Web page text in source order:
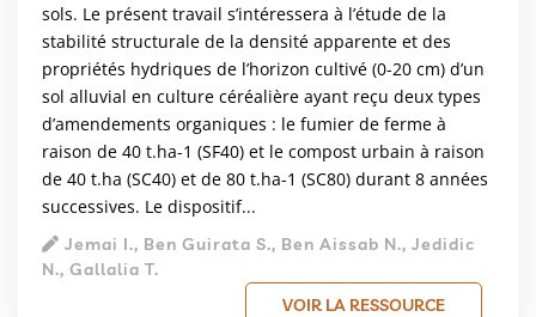
sols. Le présent travail s’intéressera à l’étude de la
stabilité structurale de la densité apparente et des
propriétés hydriques de l’horizon cultivé (0-20 cm) d’un
sol alluvial en culture céréalière ayant reçu deux types
d’amendements organiques : le fumier de ferme à
raison de 40 t.ha-1 (SF40) et le compost urbain à raison
de 40 t.ha (SC40) et de 80 t.ha-1 (SC80) durant 8 années
successives. Le dispositif...
Jemai I., Ben Guirata S., Ben Aissab N., Jedidic
N., Gallalia T.
VOIR LA RESSOURCE